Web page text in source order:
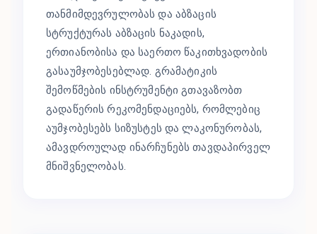
თანმიმდევრულობას და აბზაცის
სტრუქტურას აბზაცის ნაკადის,
ერთიანობისა და საერთო წაკითხვადობის
გასაუმჯობესებლად. გრამატიკის
შემოწმების ინსტრუმენტი გთავაზობთ
გადაწერის რეკომენდაციებს, რომლებიც
აუმჯობესებს სიზუსტეს და ლაკონურობას,
ამავდროულად ინარჩუნებს თავდაპირველ
მნიშვნელობას.